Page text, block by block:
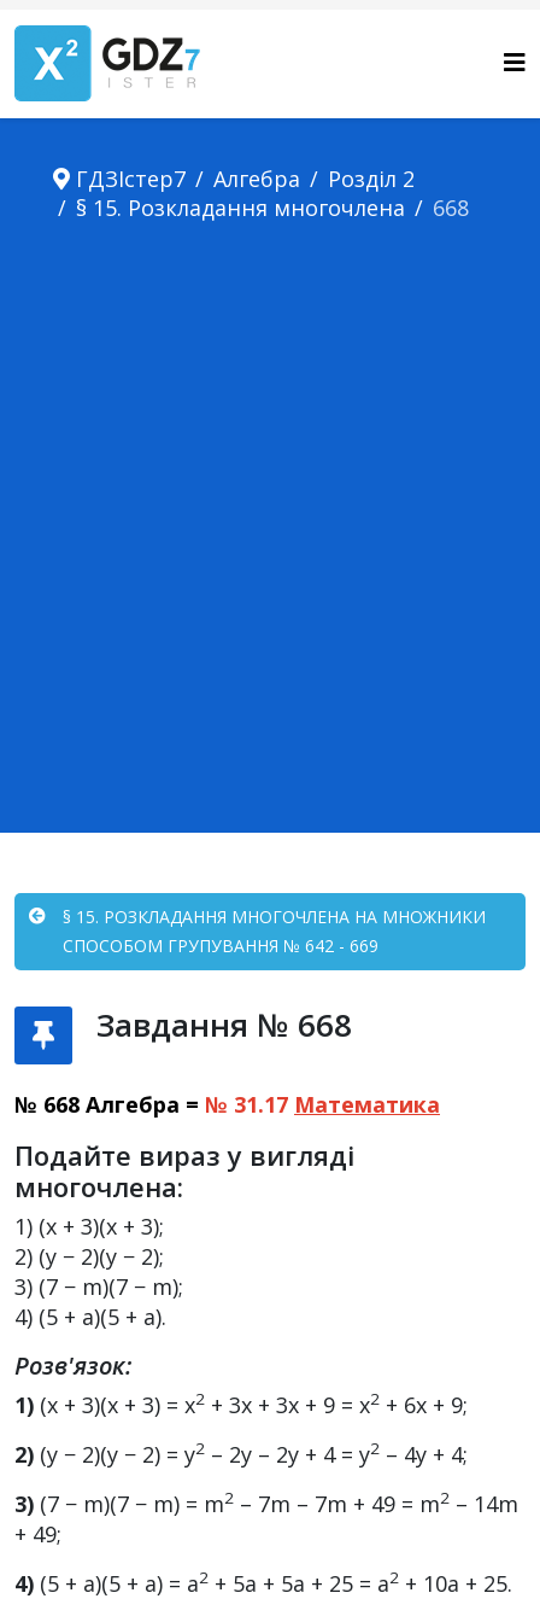
ГДЗІстер7 Алгебра
Розділ 2
§ 15. Розкладання многочлена
668
§ 15. РОЗКЛАДАННЯ МНОГОЧЛЕНА НА МНОЖНИКИ
СПОСОБОМ ГРУПУВАННЯ № 642 - 669
Завдання № 668
№ 668 Алгебра = № 31.17 Математика
Подайте вираз у вигляді
многочлена:
1) (x + 3)(x + 3);
2) (y − 2)(y − 2);
3) (7 − m)(7 − m);
4) (5 + a)(5 + a).
Розв'язок:
1) (x + 3)(x + 3) = x2 + 3x + 3x + 9 = x2 + 6x + 9;
2) (y − 2)(y − 2) = y2 – 2y – 2y + 4 = y2 – 4y + 4;
3) (7 − m)(7 − m) = m2 – 7m – 7m + 49 = m2 – 14m
+ 49;
4) (5 + a)(5 + a) = a2 + 5a + 5a + 25 = a2 + 10a + 25.